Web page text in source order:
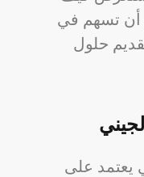
أن تسهم في
حلول
يعتمد على